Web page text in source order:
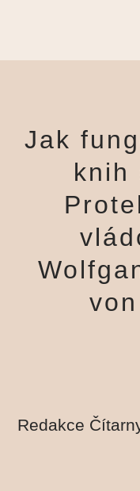
Jak
knih
Redakce